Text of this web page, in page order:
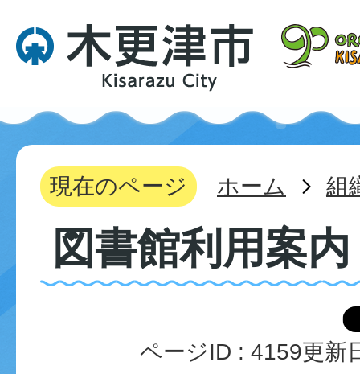
現在のページ ホーム 組
図書館利用案内
ページID : 4159更新